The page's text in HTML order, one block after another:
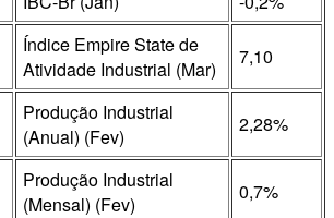
Índice Empire State de
Atividade Industrial (Mar)
7,10
Produção Industrial
(Anual) (Fev)
2,28%
Produção Industrial
(Mensal) (Fev)
0,7%